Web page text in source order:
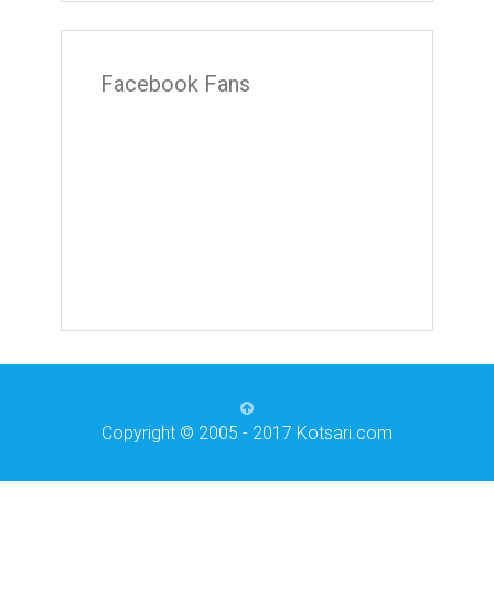
Facebook Fans
Copyright © 2005 - 2017 Kotsari.com